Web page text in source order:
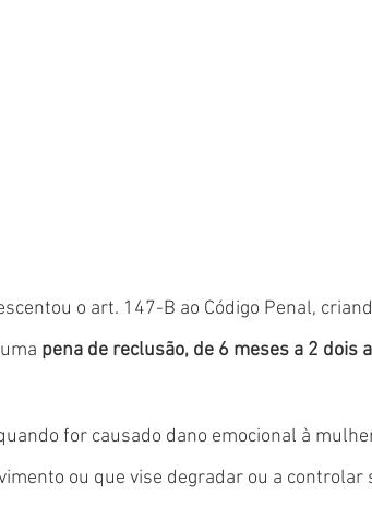
o art. 147-B ao Código Penal,
pena de reclusão, de 6 meses a 2 dois
for causado dano emocional à
ou que vise degradar ou a controlar